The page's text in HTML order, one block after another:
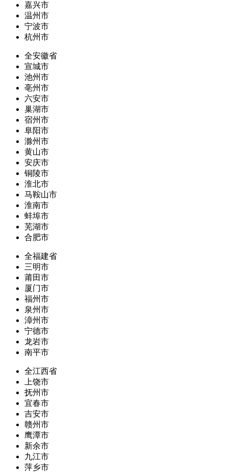
嘉兴市
温州市
宁波市
杭州市
全安徽省
宣城市
池州市
亳州市
六安市
巢湖市
宿州市
阜阳市
滁州市
黄山市
安庆市
铜陵市
淮北市
马鞍山市
淮南市
蚌埠市
芜湖市
合肥市
全福建省
三明市
莆田市
厦门市
福州市
泉州市
漳州市
宁德市
龙岩市
南平市
全江西省
上饶市
抚州市
宜春市
吉安市
赣州市
鹰潭市
新余市
九江市
萍乡市